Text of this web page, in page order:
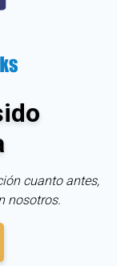
cuanto antes,
nosotros.